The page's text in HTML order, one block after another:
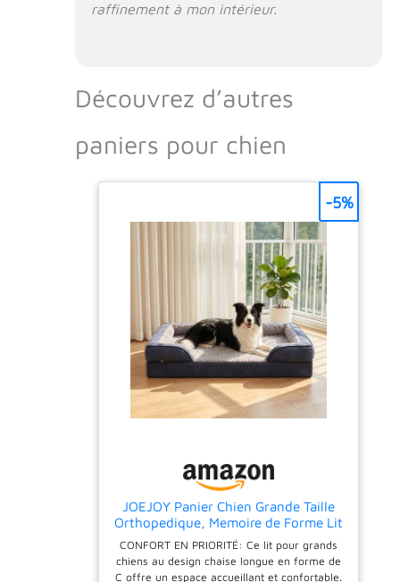
raffinement à mon intérieur.
Découvrez d’autres
paniers pour chien
JOEJOY Panier Chien Grande Taille
Orthopedique, Memoire de Forme Lit
pour Chien Dehoussable Lavable,
Coussin avec Structure en Nid
d'abeille et Doublure Imperméable,
CONFORT EN PRIORITÉ: Ce lit pour grands
chiens au design chaise longue en forme de
C offre un espace accueillant et confortable.
-5%